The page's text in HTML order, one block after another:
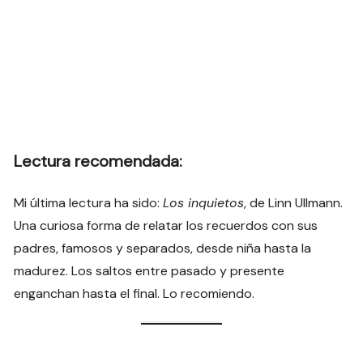
Lectura recomendada:
Mi última lectura ha sido:Los inquietos, de Linn Ullmann.
Una curiosa forma de relatar los recuerdos con sus
padres, famosos y separados, desde niña hasta la
madurez. Los saltos entre pasado y presente
enganchan hasta el final. Lo recomiendo.